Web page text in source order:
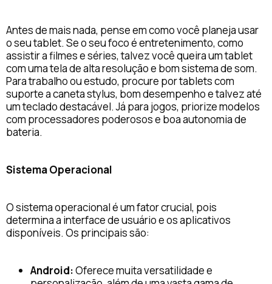
Antes de mais nada, pense em como você planeja usar
o seu tablet. Se o seu foco é entretenimento, como
assistir a filmes e séries, talvez você queira um tablet
com uma tela de alta resolução e bom sistema de som.
Para trabalho ou estudo, procure por tablets com
suporte a caneta stylus, bom desempenho e talvez até
um teclado destacável. Já para jogos, priorize modelos
com processadores poderosos e boa autonomia de
bateria.
Sistema Operacional
O sistema operacional é um fator crucial, pois
determina a interface de usuário e os aplicativos
disponíveis. Os principais são:
Android:Oferece muita versatilidade e